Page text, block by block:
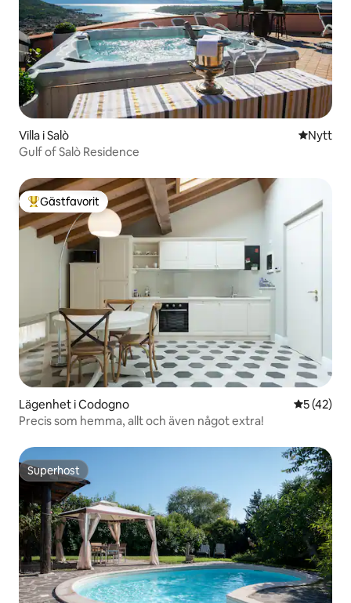
Villa i Salò NyttNytt
Gulf of Salò Residence
Populär gästfavorit
Gästfavorit
Lägenhet i Codogno 5 av 5 i
5 (42)
Precis som hemma, allt och även något extra!
Superhost
Superhost